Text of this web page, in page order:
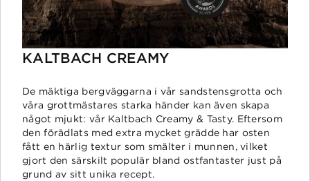
KALTBACH CREAMY
De mäktiga bergväggarna i vår sandstensgrotta och
våra grottmästares starka händer kan även skapa
något mjukt: vår Kaltbach Creamy & Tasty. Eftersom
den förädlats med extra mycket grädde har osten
fått en härlig textur som smälter i munnen, vilket
gjort den särskilt populär bland ostfantaster just på
grund av sitt unika recept.